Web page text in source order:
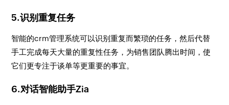
5.识别重复任务
智能的crm管理系统可以识别重复而繁琐的任务，然后代替
手工完成每天大量的重复性任务，为销售团队腾出时间，使
它们更专注于谈单等更重要的事宜。
6.对话智能助手Zia